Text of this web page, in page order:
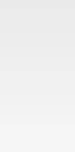
all diejenigen